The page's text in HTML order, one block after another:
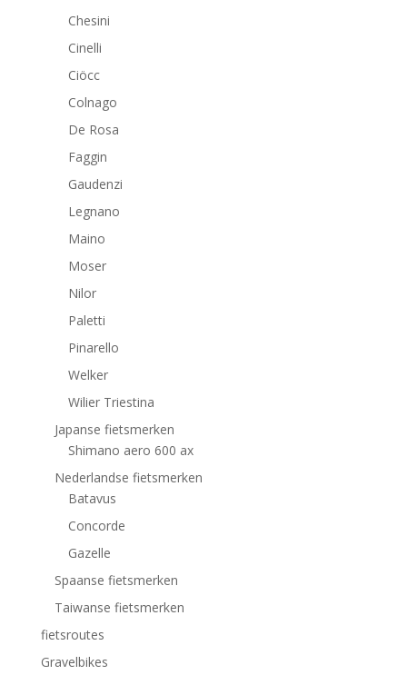
Chesini
Cinelli
Ciöcc
Colnago
De Rosa
Faggin
Gaudenzi
Legnano
Maino
Moser
Nilor
Paletti
Pinarello
Welker
Wilier Triestina
Japanse fietsmerken
Shimano aero 600 ax
Nederlandse fietsmerken
Batavus
Concorde
Gazelle
Spaanse fietsmerken
Taiwanse fietsmerken
fietsroutes
Gravelbikes